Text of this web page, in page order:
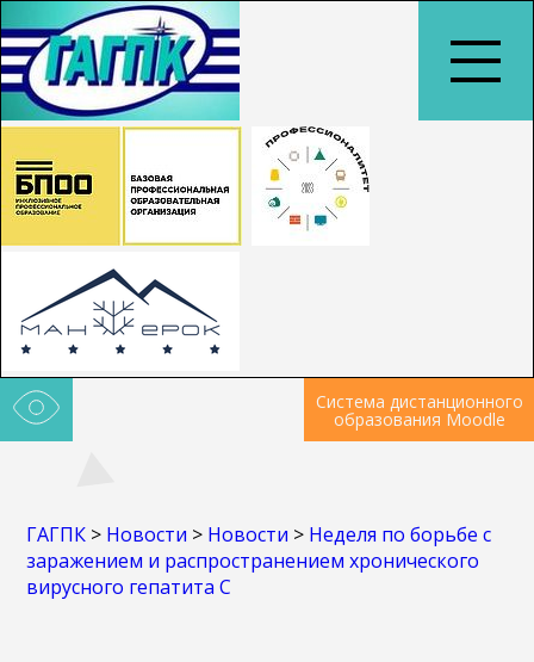
Система дистанционного
образования Moodle
ГАГПК > Новости > Новости > Неделя по борьбе с
заражением и распространением хронического
вирусного гепатита С